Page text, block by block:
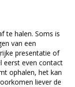
te halen. Soms is
van een
presentatie of
eerst even contact
ophalen, het kan
liever de